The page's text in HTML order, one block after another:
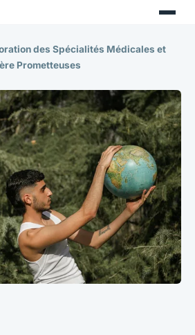
des Spécialités Médicales et
Prometteuses